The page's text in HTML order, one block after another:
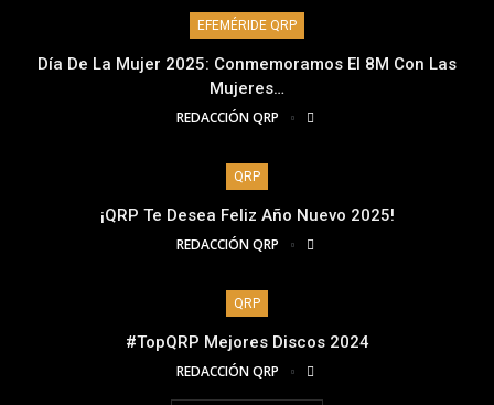
EFEMÉRIDE QRP
Día De La Mujer 2025: Conmemoramos El 8M Con Las
Mujeres…
REDACCIÓN QRP
QRP
¡QRP Te Desea Feliz Año Nuevo 2025!
REDACCIÓN QRP
QRP
#TopQRP Mejores Discos 2024
REDACCIÓN QRP